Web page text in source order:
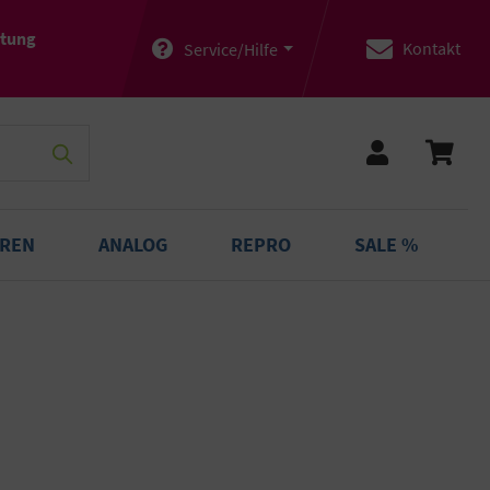
Service/Hilfe Kontakt
ANALOG REPRO SALE %